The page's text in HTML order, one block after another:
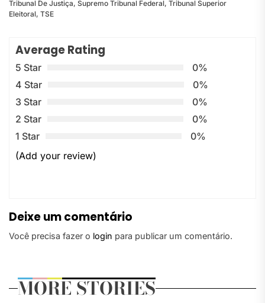
Tribunal De Justiça, Supremo Tribunal Federal, Tribunal Superior
Eleitoral, TSE
Average Rating
5 Star
0%
4 Star
0%
3 Star
0%
2 Star
0%
1 Star
0%
(Add your review)
Deixe um comentário
Você precisa fazer o login para publicar um comentário.
MORE STORIES